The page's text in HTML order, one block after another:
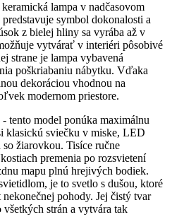
lampa v nadčasovom
symbol dokonalosti a
z bielej hliny sa vyrába až v
vytvárať v interiéri pôsobivé
strane je lampa vybavená
poškriabaniu nábytku. Vďaka
dekoráciou vhodnou na
modernom priestore.
- tento model ponúka maximálnu
klasickú sviečku v miske, LED
žiarovkou. Tisíce ručne
premenia po rozsvietení
mapu plnú hrejivých bodiek.
je to svetlo s dušou, ktoré
pohody. Jej čistý tvar
strán a vytvára tak